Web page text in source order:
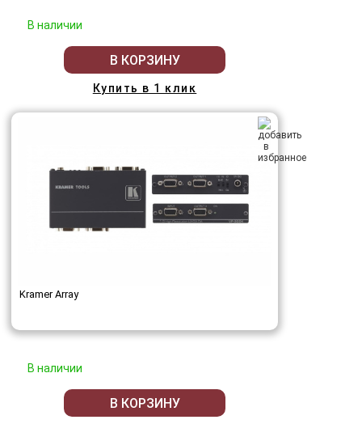
В наличии
В КОРЗИНУ
Купить в 1 клик
Kramer Array
В наличии
В КОРЗИНУ